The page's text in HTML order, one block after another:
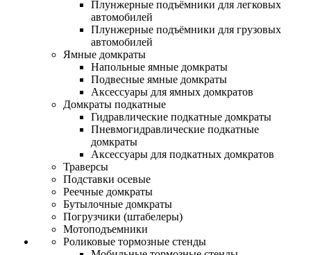
Плунжерные подъёмники для легковых
автомобилей
Плунжерные подъёмники для грузовых
автомобилей
Ямные домкраты
Напольные ямные домкраты
Подвесные ямные домкраты
Аксессуары для ямных домкратов
Домкраты подкатные
Гидравлические подкатные домкраты
Пневмогидравлические подкатные
домкраты
Аксессуары для подкатных домкратов
Траверсы
Подставки осевые
Реечные домкраты
Бутылочные домкраты
Погрузчики (штабелеры)
Мотоподъемники
Роликовые тормозные стенды